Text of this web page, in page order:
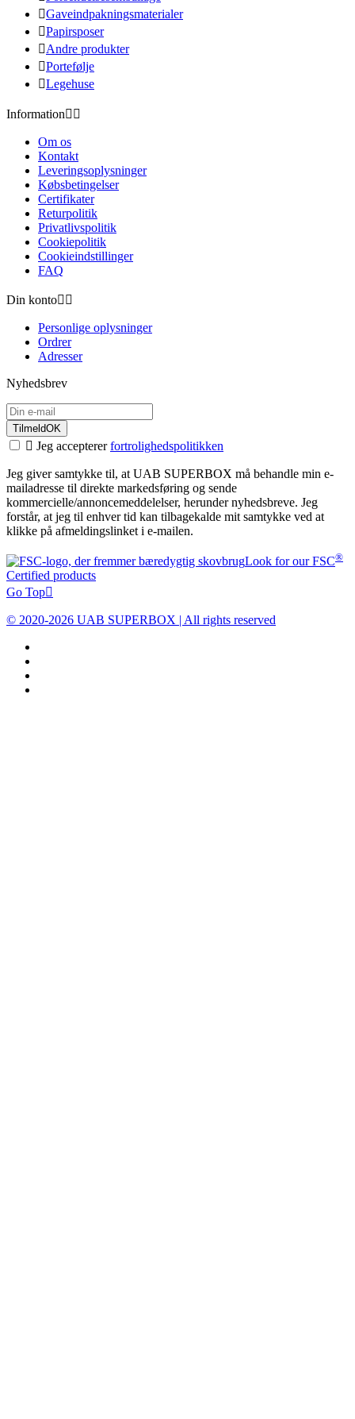
Gaveindpakningsmaterialer
Papirsposer
Andre produkter
Portefølje
Legehuse
Information 
Om os
Kontakt
Leveringsoplysninger
Købsbetingelser
Certifikater
Returpolitik
Privatlivspolitik
Cookiepolitik
Cookieindstillinger
FAQ
Din konto 
Personlige oplysninger
Ordrer
Adresser
Nyhedsbrev
TilmeldOK
 Jeg acceptererfortrolighedspolitikken
Jeg giver samtykke til, at UAB SUPERBOX må behandle min e-
mailadresse til direkte markedsføring og sende
kommercielle/annoncemeddelelser, herunder nyhedsbreve. Jeg
forstår, at jeg til enhver tid kan tilbagekalde mit samtykke ved at
klikke på afmeldingslinket i e-mailen.
Look for our FSC®
Certified products
Go Top
© 2020-2026 UAB SUPERBOX | All rights reserved